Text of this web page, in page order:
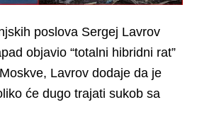
poslova Sergej Lavrov
objavio “totalni hibridni rat”
Lavrov dodaje da je
će dugo trajati sukob sa